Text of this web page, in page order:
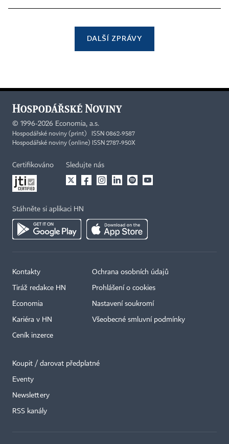
DALŠÍ ZPRÁVY
© 1996-2026 Economia, a.s.
Hospodářské noviny (print) ISSN 0862-9587
Hospodářské noviny (online) ISSN 2787-950X
Certifikováno Sledujte nás
Stáhněte si aplikaci HN
Kontakty
Tiráž redakce HN
Economia
Kariéra v HN
Ceník inzerce
Ochrana osobních údajů
Prohlášení o cookies
Nastavení soukromí
Všeobecné smluvní podmínky
Koupit / darovat předplatné
Eventy
Newslettery
RSS kanály